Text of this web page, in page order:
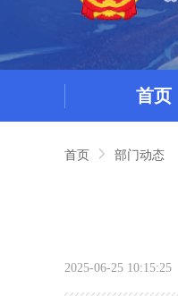
首页
首页 部门动态
2025-06-25 10:15:25